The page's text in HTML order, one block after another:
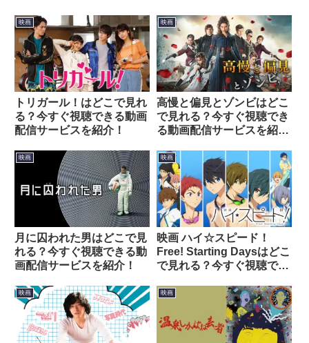
映画
トリガール！はどこで見れ
る？今すぐ視聴できる動画
配信サービスを紹介！
映画
高慢と偏見とゾンビはどこ
で見れる？今すぐ視聴でき
る動画配信サービスを紹
映画
月に囚われた男はどこで見
れる？今すぐ視聴できる動
画配信サービスを紹介！
映画
映画 ハイ☆スピード！
Free! Starting Daysはどこ
で見れる？今すぐ視聴でき
介！
映画 映画